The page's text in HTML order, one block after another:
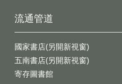
流通管道
國家書店(另開新視窗)
五南書店(另開新視窗)
寄存圖書館